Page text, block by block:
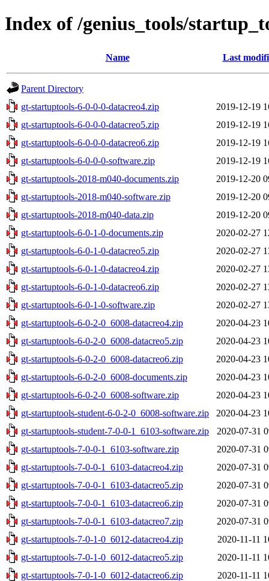
Index of /genius_tools/
Name Last
Parent Directory
gt-startuptools-6-0-0-0-datacreo4.zip
2019-12-19
gt-startuptools-6-0-0-0-datacreo5.zip
2019-12-19
gt-startuptools-6-0-0-0-datacreo6.zip
2019-12-19
gt-startuptools-6-0-0-0-software.zip
2019-12-19
gt-startuptools-2018-m040-documents.zip
2019-12-20
gt-startuptools-2018-m040-software.zip
2019-12-20
gt-startuptools-2018-m040-data.zip
2019-12-20
gt-startuptools-6-0-1-0-documents.zip
2020-02-27
gt-startuptools-6-0-1-0-datacreo5.zip
2020-02-27
gt-startuptools-6-0-1-0-datacreo4.zip
2020-02-27
gt-startuptools-6-0-1-0-datacreo6.zip
2020-02-27
gt-startuptools-6-0-1-0-software.zip
2020-02-27
gt-startuptools-6-0-2-0_6008-datacreo4.zip
2020-04-23
gt-startuptools-6-0-2-0_6008-datacreo5.zip
2020-04-23
gt-startuptools-6-0-2-0_6008-datacreo6.zip
2020-04-23
gt-startuptools-6-0-2-0_6008-documents.zip
2020-04-23
gt-startuptools-6-0-2-0_6008-software.zip
2020-04-23
gt-startuptools-student-6-0-2-0_6008-software.zip
2020-04-23
gt-startuptools-student-7-0-0-1_6103-software.zip
2020-07-31
gt-startuptools-7-0-0-1_6103-software.zip
2020-07-31
gt-startuptools-7-0-0-1_6103-datacreo4.zip
2020-07-31
gt-startuptools-7-0-0-1_6103-datacreo5.zip
2020-07-31
gt-startuptools-7-0-0-1_6103-datacreo6.zip
2020-07-31
gt-startuptools-7-0-0-1_6103-datacreo7.zip
2020-07-31
gt-startuptools-7-0-1-0_6012-datacreo4.zip
2020-11-11
gt-startuptools-7-0-1-0_6012-datacreo5.zip
2020-11-11
gt-startuptools-7-0-1-0_6012-datacreo6.zip
2020-11-11